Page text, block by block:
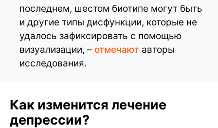
последнем, шестом биотипе могут быть
и другие типы дисфункции, которые не
удалось зафиксировать с помощью
визуализации, – отмечают авторы
исследования.
Как изменится лечение
депрессии?